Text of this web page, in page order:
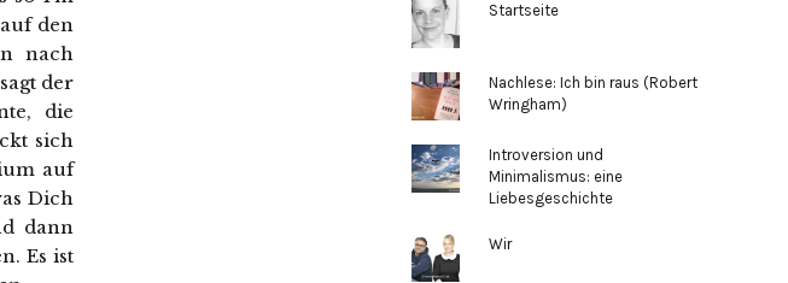
den
nach
der
die
sich
auf
Dich
dann
Es ist
Startseite
Nachlese: Ich bin raus (Robert
Wringham)
Introversion und
Minimalismus: eine
Liebesgeschichte
Wir